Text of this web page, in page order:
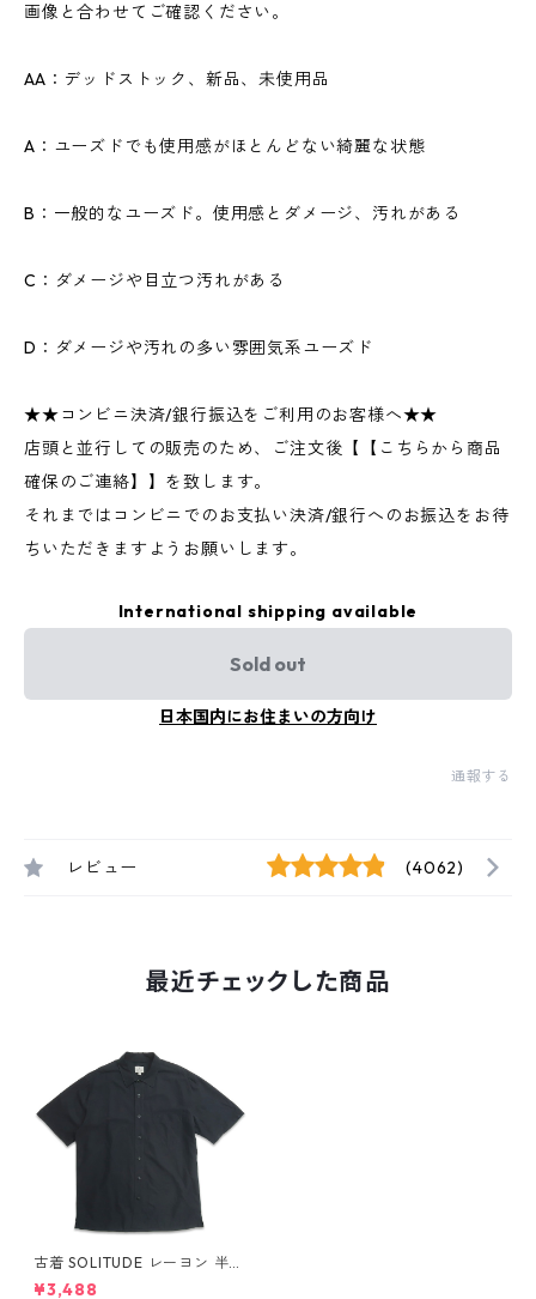
画像と合わせてご確認ください。
AA：デッドストック、新品、未使用品
A：ユーズドでも使用感がほとんどない綺麗な状態
B：一般的なユーズド。使用感とダメージ、汚れがある
C：ダメージや目立つ汚れがある
D：ダメージや汚れの多い雰囲気系ユーズド
★★コンビニ決済/銀行振込をご利用のお客様へ★★
店頭と並行しての販売のため、ご注文後【【こちらから商品
確保のご連絡】】を致します。
それまではコンビニでのお支払い決済/銀行へのお振込をお待
ちいただきますようお願いします。
International shipping available
Sold out
日本国内にお住まいの方向け
通報する
レビュー (4062)
最近チェックした商品
古着 SOLITUDE レーヨン 半袖
シャツ ボックスシャツ ブラッ
¥3,488